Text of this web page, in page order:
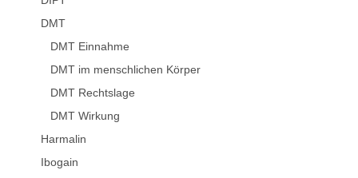
DMT
DMT Einnahme
DMT im menschlichen Körper
DMT Rechtslage
DMT Wirkung
Harmalin
Ibogain